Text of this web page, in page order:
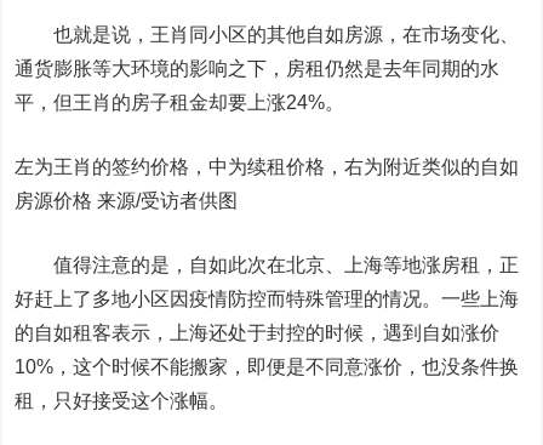
也就是说，王肖同小区的其他自如房源，在市场变化、
通货膨胀等大环境的影响之下，房租仍然是去年同期的水
平，但王肖的房子租金却要上涨24%。
左为王肖的签约价格，中为续租价格，右为附近类似的自如
房源价格 来源/受访者供图
值得注意的是，自如此次在北京、上海等地涨房租，正
好赶上了多地小区因疫情防控而特殊管理的情况。一些上海
的自如租客表示，上海还处于封控的时候，遇到自如涨价
10%，这个时候不能搬家，即便是不同意涨价，也没条件换
租，只好接受这个涨幅。